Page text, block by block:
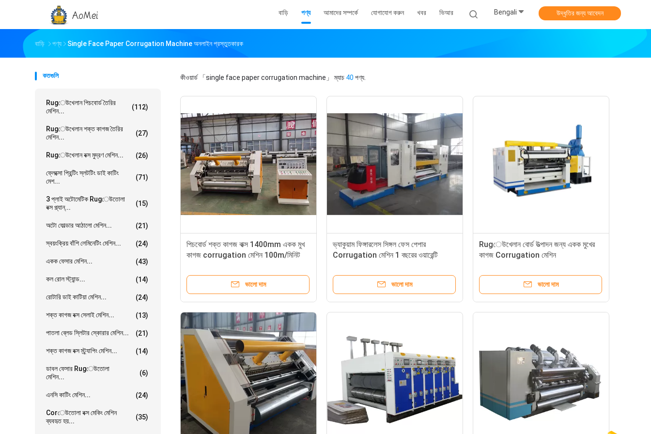
বাড়ি পণ্য আমাদের সম্পর্কে যোগাযোগ করুন খবর ভিআর Bengali উদ্ধৃতির জন্য আবেদন
বাড়ি পণ্য Single Face Paper Corrugation Machine অনলাইন প্রস্তুতকারক
কতগুলি
Rugেউখেলান পিচবোর্ড তৈরির
মেশিন...
(112)
Rugেউখেলান শক্ত কাগজ তৈরির
মেশিন...
(27)
Rugেউখেলান বক্স মুদ্রণ মেশিন... (26)
ফ্লেক্সো প্রিন্টিং স্লটটিং ডাই কাটিং
মেশ...
(71)
3 প্লাই অটোমেটিক Rugেউতোলা
বক্স প্ল্যান্...
(15)
অটো ফোল্ডার আঠালো মেশিন... (21)
স্বয়ংক্রিয় বাঁশি লেমিনেটিং মেশিন... (24)
একক ফেসার মেশিন... (43)
কল রোল স্ট্যান্ড... (14)
রোটারি ডাই কাটিয়া মেশিন... (24)
শক্ত কাগজ বক্স সেলাই মেশিন... (13)
পাতলা ব্লেড স্লিটার স্কোরার মেশিন... (21)
শক্ত কাগজ বক্স স্ট্র্যাপিং মেশিন... (14)
ডাবল ফেসার Rugেউতোলা
মেশিন...
(6)
এনসি কাটিং মেশিন... (24)
Corেউতোলা বক্স মেকিং মেশিন
ব্যবহৃত হয়...
(35)
কীওয়ার্ড 「single face paper corrugation machine」 ম্যাচ 40 পণ্য.
পিচবোর্ড শক্ত কাগজ বাক্স 1400mm একক মুখ
কাগজ corrugation মেশিন 100m/মিনিট
ভালো দাম
ভ্যাকুয়াম ফিঙ্গারলেস সিঙ্গল ফেস পেপার
Corrugation মেশিন 1 বছরের ওয়ারেন্টি
ভালো দাম
Rugেউখেলান বোর্ড উত্পাদন জন্য একক মুখের
কাগজ Corrugation মেশিন
ভালো দাম